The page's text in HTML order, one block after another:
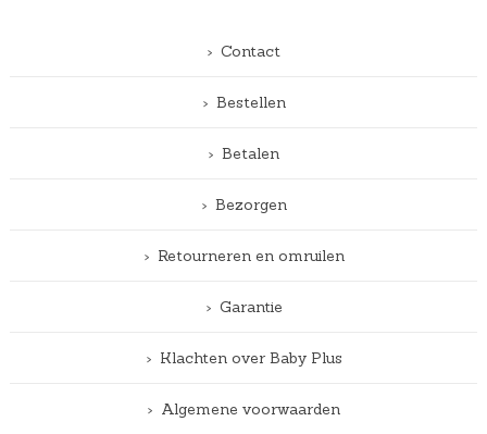
Contact
Bestellen
Betalen
Bezorgen
Retourneren en omruilen
Garantie
Klachten over Baby Plus
Algemene voorwaarden